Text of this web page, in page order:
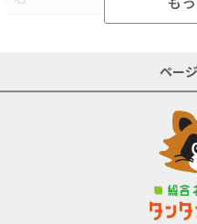
・吸込仕事率：620W～約100W
・消費電力：1,170W～約240W
・本体質量：約2.7kg（標準質
・コードの長さ：5m
・省エネ機能：［ecoこれっき
・ヘッド機能：自走機能／クル
まん機構／回転ブラシ／ワンタ
・フィルター：HEパックフィ
・使いやすさ：サッとズームパ
ベ
紙
キ
1
ペー